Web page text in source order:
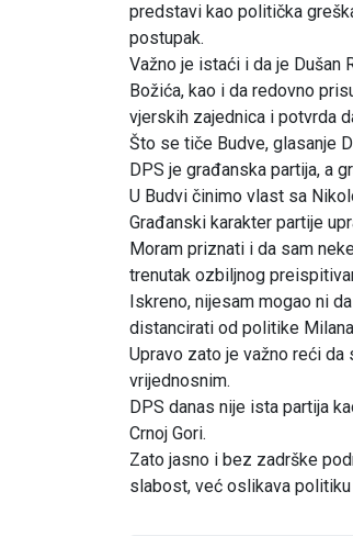
predstavi kao politička
postupak.
Važno je istaći i da je
Božića, kao i da redovno
vjerskih zajednica i potvrda
Što se tiče Budve, glasanje
DPS je građanska partija, a
U Budvi činimo vlast sa
Građanski karakter partije
Moram priznati i da sam
trenutak ozbiljnog
Iskreno, nijesam mogao ni
distancirati od politike
Upravo zato je važno reći
vrijednosnim.
DPS danas nije ista partija
Crnoj Gori.
Zato jasno i bez zadrške
slabost, već oslikava politiku